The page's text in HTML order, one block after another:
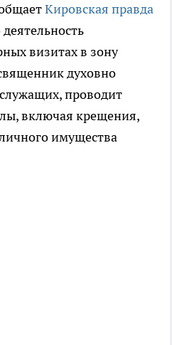
Кировская правда
визитах в зону
духовно
проводит
включая крещения,
имущества